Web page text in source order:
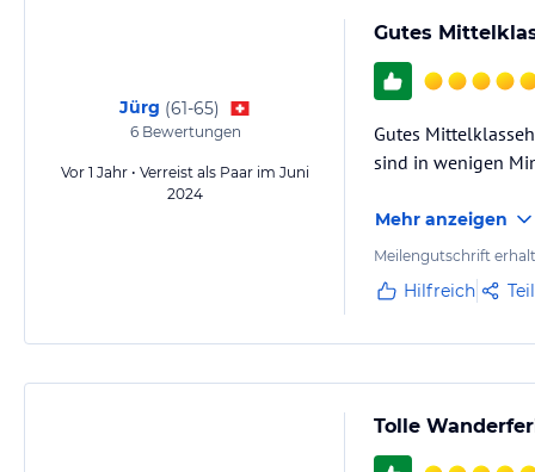
Jürg (61-65)
6Bewertungen
Vor 1 Jahr • Verreist als Paar im Juni
2024
Gutes
Gutes
sind in wenigen
Mehr anzeigen
Meilengutschrift
Hilfreich
Tolle